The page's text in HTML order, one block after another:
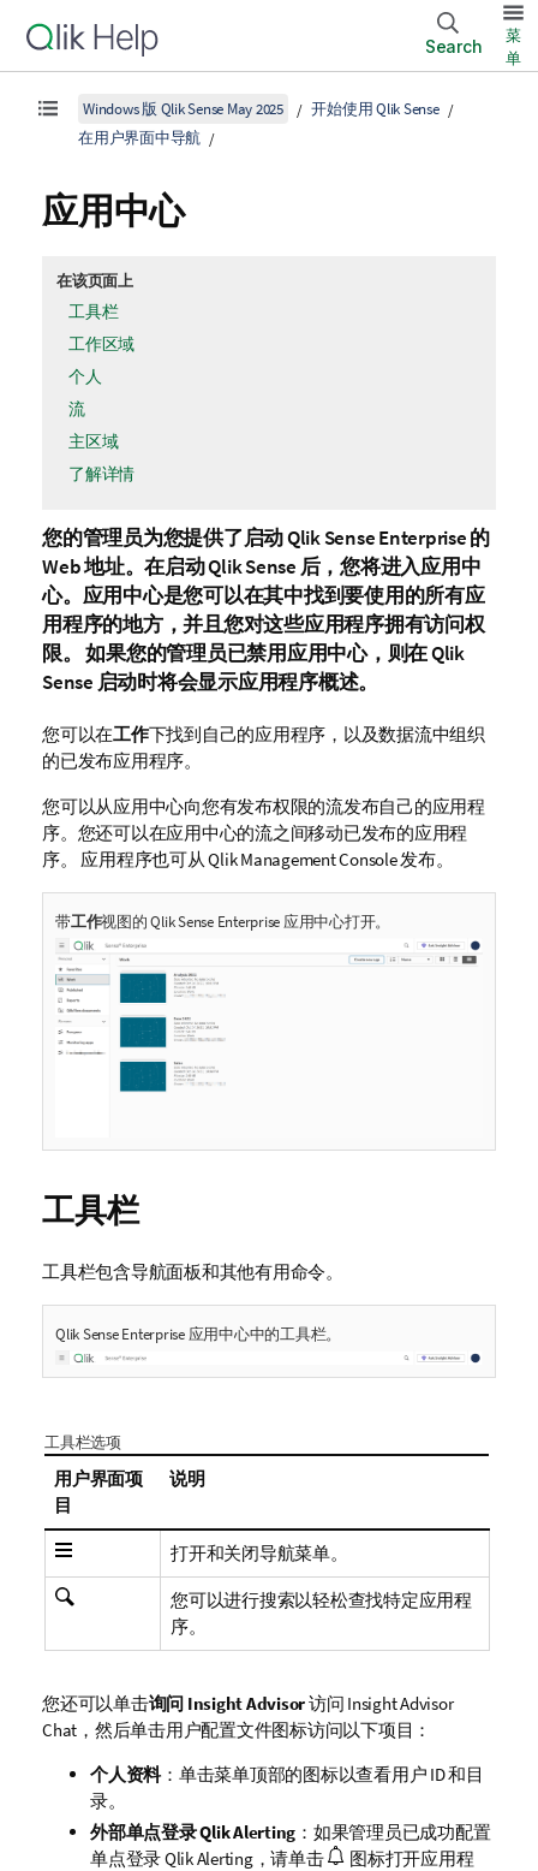
Search
菜
单
Windows 版 Qlik Sense May 2025
开始使用 Qlik Sense
在用户界面中导航
应用中心
在该页面上
工具栏
工作区域
个人
流
主区域
了解详情
您的管理员为您提供了启动Qlik Sense Enterprise的
Web 地址。在启动Qlik Sense 后，您将进入应用中
心。应用中心是您可以在其中找到要使用的所有应
用程序的地方，并且您对这些应用程序拥有访问权
限。 如果您的管理员已禁用应用中心，则在Qlik
Sense 启动时将会显示应用程序概述。
您可以在工作下找到自己的应用程序，以及数据流中组织
的已发布应用程序。
您可以从应用中心向您有发布权限的流发布自己的应用程
序。您还可以在应用中心的流之间移动已发布的应用程
序。 应用程序也可从Qlik Management Console发布。
带工作视图的Qlik Sense Enterprise 应用中心打开。
工具栏
工具栏包含导航面板和其他有用命令。
Qlik Sense Enterprise应用中心中的工具栏。
工具栏选项
用户界面项
目
说明
打开和关闭导航菜单。
您可以进行搜索以轻松查找特定应用程
序。
您还可以单击询问 Insight Advisor访问 Insight Advisor
Chat ，然后单击用户配置文件图标访问以下项目：
个人资料：单击菜单顶部的图标以查看用户 ID 和目
录。
外部单点登录Qlik Alerting ：如果管理员已成功配置
单点登录Qlik Alerting，请单击
图标打开应用程